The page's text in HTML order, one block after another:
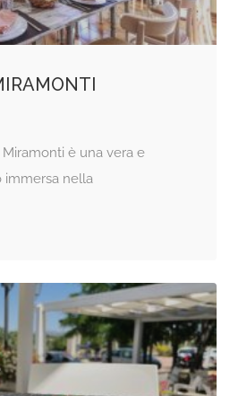
Miramonti è una vera e
immersa nella